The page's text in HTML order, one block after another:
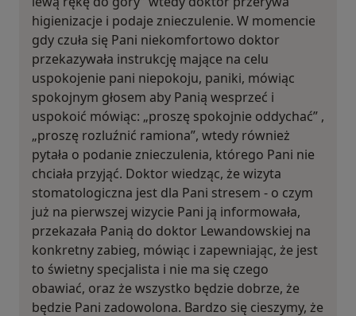
higienizacje i podaje znieczulenie. W momencie
gdy czuła się Pani niekomfortowo doktor
przekazywała instrukcję mające na celu
uspokojenie pani niepokoju, paniki, mówiąc
spokojnym głosem aby Panią wesprzeć i
uspokoić mówiąc: „proszę spokojnie oddychać” ,
„proszę rozluźnić ramiona”, wtedy również
pytała o podanie znieczulenia, którego Pani nie
chciała przyjąć. Doktor wiedząc, że wizyta
stomatologiczna jest dla Pani stresem - o czym
już na pierwszej wizycie Pani ją informowała,
przekazała Panią do doktor Lewandowskiej na
konkretny zabieg, mówiąc i zapewniając, że jest
to świetny specjalista i nie ma się czego
obawiać, oraz że wszystko będzie dobrze, że
będzie Pani zadowolona. Bardzo się cieszymy, że